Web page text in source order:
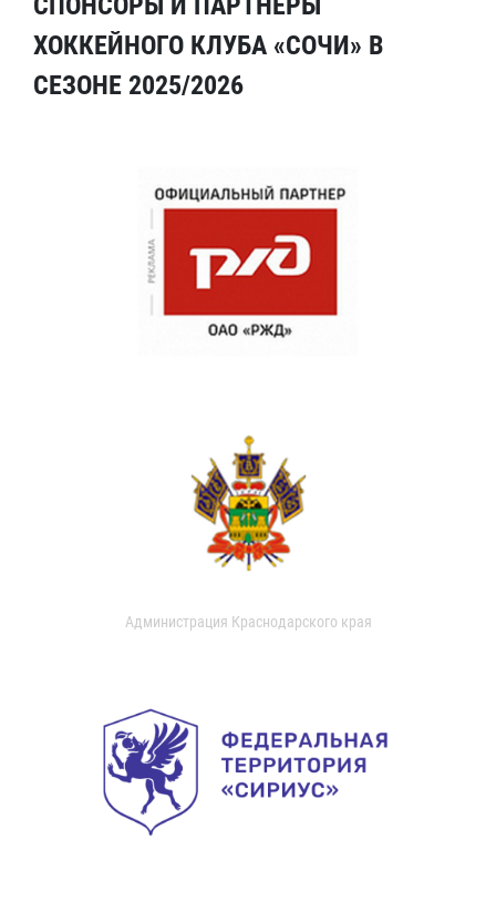
ХОККЕЙНОГО КЛУБА «СОЧИ» В
СЕЗОНЕ 2025/2026
Администрация Краснодарского края